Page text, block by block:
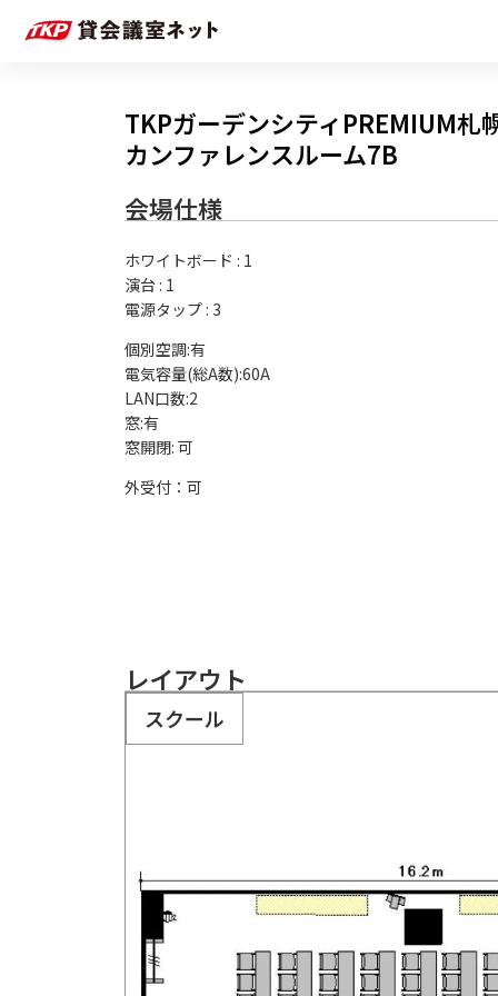
TKPガーデンシティPREMIUM札
カンファレンスルーム7B
会場仕様
ホワイトボード : 1
演台 : 1
電源タップ : 3
個別空調:有
電気容量(総A数):60A
LAN口数:2
窓:有
外受付：可
レイアウト
スクール